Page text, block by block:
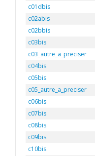
c01dbis
c02abis
c02bbis
c03bis
c03_autre_a_preciser
c04bis
c05bis
c05_autre_a_preciser
c06bis
c07bis
c08bis
c09bis
c10bis